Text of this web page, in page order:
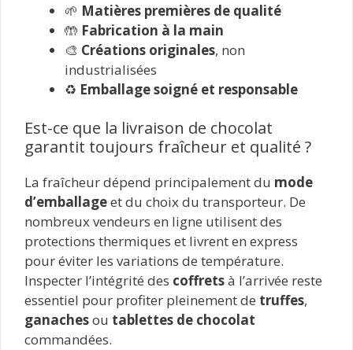
🌱 Matières premières de qualité
🤲 Fabrication à la main
🎨 Créations originales, non
industrialisées
♻️ Emballage soigné et responsable
Est-ce que la livraison de chocolat
garantit toujours fraîcheur et qualité ?
La fraîcheur dépend principalement du mode
d’emballageet du choix du transporteur. De
nombreux vendeurs en ligne utilisent des
protections thermiques et livrent en express
pour éviter les variations de température.
Inspecter l’intégrité des coffretsà l’arrivée reste
essentiel pour profiter pleinement de truffes,
ganachesou tablettes de chocolat
commandées.